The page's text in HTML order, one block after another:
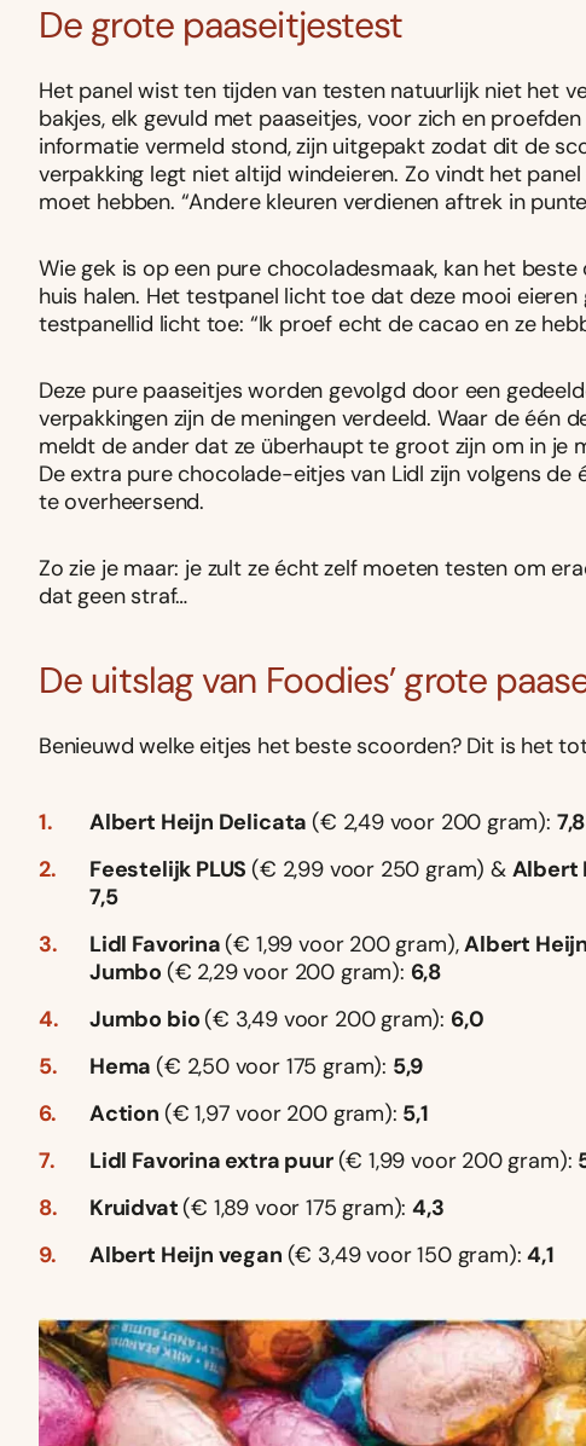
De grote paaseitjestest
Het panel wist ten tijden van testen natuurlijk niet het
bakjes, elk gevuld met paaseitjes, voor zich en
informatie vermeld stond, zijn uitgepakt zodat dit de
verpakking legt niet altijd windeieren. Zo vindt het
moet hebben. “Andere kleuren verdienen aftrek in
Wie gek is op een pure chocoladesmaak, kan het
huis halen. Het testpanel licht toe dat deze mooi
testpanellid licht toe: “Ik proef echt de cacao en ze
Deze pure paaseitjes worden gevolgd door een
verpakkingen zijn de meningen verdeeld. Waar de één
meldt de ander dat ze überhaupt te groot zijn om in je
De extra pure chocolade-eitjes van Lidl zijn volgens
te overheersend.
Zo zie je maar: je zult ze écht zelf moeten testen om
dat geen straf…
De uitslag van Foodies’ grote
Benieuwd welke eitjes het beste scoorden? Dit is het
Albert Heijn Delicata(€ 2,49 voor 200 gram): 7,8
Feestelijk PLUS(€ 2,99 voor 250 gram) & Albert
7,5
Lidl Favorina(€ 1,99 voor 200 gram),Albert
Jumbo (€ 2,29 voor 200 gram): 6,8
Jumbo bio(€ 3,49 voor 200 gram): 6,0
Hema(€ 2,50 voor 175 gram): 5,9
Action (€ 1,97 voor 200 gram): 5,1
Lidl Favorina extra puur(€ 1,99 voor 200 gram):
Kruidvat(€ 1,89 voor 175 gram):4,3
Albert Heijn vegan (€ 3,49 voor 150 gram):4,1